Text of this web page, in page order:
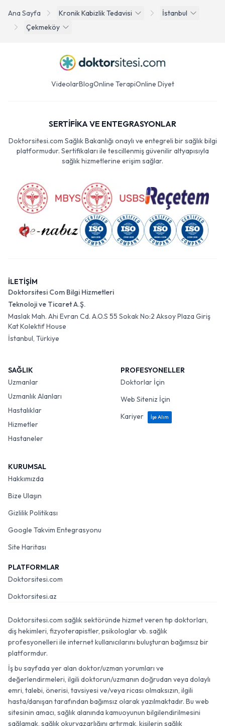
Ana Sayfa Kronik Kabizlik Tedavisi
İstanbul
Çekmeköy
VideolarBlogOnline TerapiOnline Diyet
SERTİFİKA VE ENTEGRASYONLAR
Doktorsitesi.com Sağlık Bakanlığı onaylı ve entegreli bir sağlık bilgi
platformudur. Sertifikaları ile tescillenmiş güvenilir altyapısıyla
sağlık hizmetlerine erişim sağlar.
İLETİŞİM
Doktorsitesi Com Bilgi Hizmetleri
Teknoloji ve Ticaret A.Ş.
Maslak Mah. Ahi Evran Cd. A.O.S 55 Sokak No:2 Aksoy Plaza Giriş
Kat Kolektif House
İstanbul, Türkiye
SAĞLIK
Uzmanlar
Uzmanlık Alanları
Hastalıklar
Hizmetler
Hastaneler
PROFESYONELLER
Doktorlar İçin
Web Siteniz İçin
Kariyer
İşe Alım
KURUMSAL
Hakkımızda
Bize Ulaşın
Gizlilik Politikası
Google Takvim Entegrasyonu
Site Haritası
PLATFORMLAR
Doktorsitesi.com
Doktorsitesi.az
Doktorsitesi.com sağlık sektöründe hizmet veren tıp doktorları,
diş hekimleri, fizyoterapistler, psikologlar vb. sağlık
profesyonelleri ile internet kullanıcılarını buluşturan bağımsız bir
platformdur.
İş bu sayfada yer alan doktor/uzman yorumları ve
değerlendirmeleri, ilgili doktorun/uzmanın doğrudan veya dolaylı
emri, talebi, önerisi, tavsiyesi ve/veya ricası olmaksızın, ilgili
hasta/danışan tarafından bağımsız olarak yazılmaktadır. Bu web
sitesinin amacı, sağlık alanında kamuoyunun bilgilendirilmesini
sağlamak, sağlık okuryazarlığını artırmak, kişilerin sağlık